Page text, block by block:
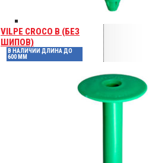
VILPE CROCO B (БЕЗ
ШИПОВ)
В НАЛИЧИИ ДЛИНА ДО
600 ММ